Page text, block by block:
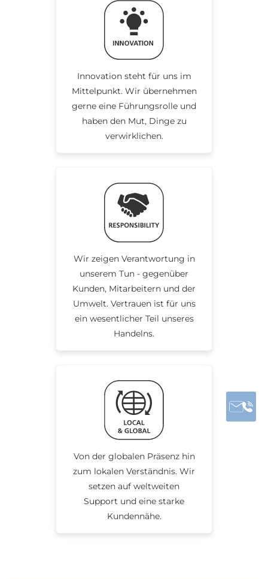
Innovation steht für uns im
Mittelpunkt. Wir übernehmen
gerne eine Führungsrolle und
haben den Mut, Dinge zu
verwirklichen.
Wir zeigen Verantwortung in
unserem Tun - gegenüber
Kunden, Mitarbeitern und der
Umwelt. Vertrauen ist für uns
ein wesentlicher Teil unseres
Handelns.
Von der globalen Präsenz hin
zum lokalen Verständnis. Wir
setzen auf weltweiten
Support und eine starke
Kundennähe.